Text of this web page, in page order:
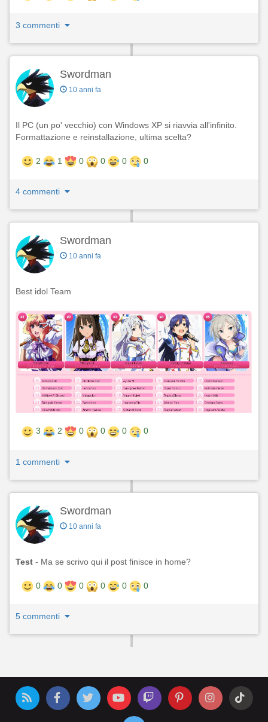
3 commenti
Swordman
10 anni fa
Il PC (un po' vecchio) con Windows XP si riavvia all'infinito.
Formattazione e reinstallazione, ultima scelta?
2 1 0 0 0 0
4 commenti
Swordman
10 anni fa
Best idol Team
3 2 0 0 0 0
1 commenti
Swordman
10 anni fa
Test - Ma se scrivo qui il post finisce in home?
0 0 0 0 0 0
5 commenti